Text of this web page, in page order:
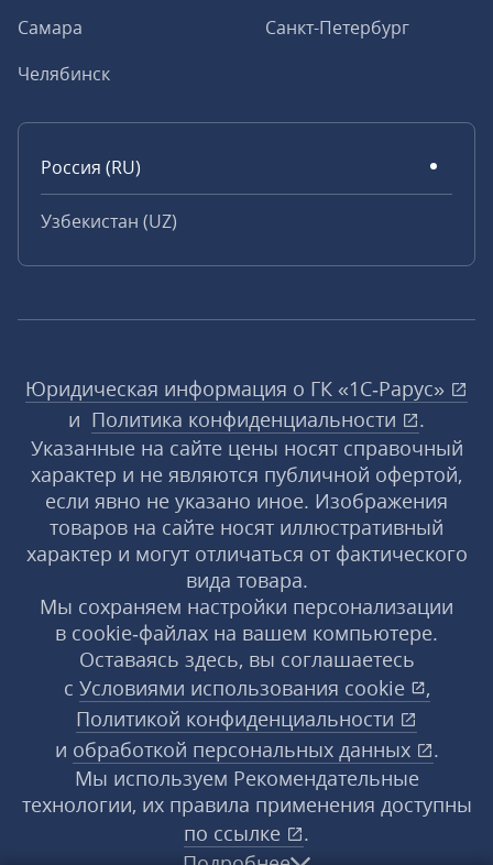
Самара
Санкт-Петербург
Челябинск
Россия (RU)
Узбекистан (UZ)
Юридическая информация о ГК «1С‑Рарус»
и Политика конфиденциальности
.
Указанные на сайте цены носят справочный
характер и не являются публичной офертой,
если явно не указано иное. Изображения
товаров на сайте носят иллюстративный
характер и могут отличаться от фактического
вида товара.
Мы сохраняем настройки персонализации
в cookie‑файлах на вашем компьютере.
Оставаясь здесь, вы соглашаетесь
с Условиями использования cookie
,
Политикой конфиденциальности
и обработкой персональных данных
.
Мы используем Рекомендательные
технологии, их правила применения доступны
по ссылке
.